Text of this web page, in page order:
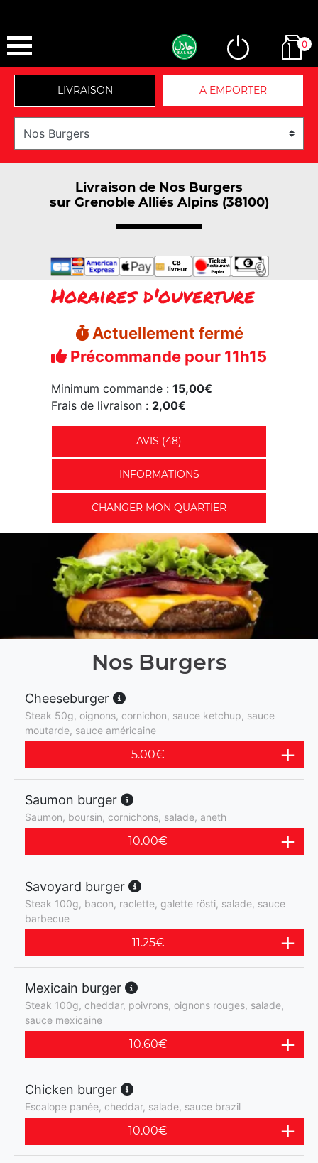
0
LIVRAISON A EMPORTER
Livraison de Nos Burgers
sur Grenoble Alliés Alpins (38100)
Horaires d'ouverture
Actuellement fermé
Précommande pour 11h15
Minimum commande : 15,00€
Frais de livraison : 2,00€
AVIS (48)
INFORMATIONS
CHANGER MON QUARTIER
Nos Burgers
Cheeseburger
Steak 50g, oignons, cornichon, sauce ketchup, sauce
moutarde, sauce américaine
5.00€
Saumon burger
Saumon, boursin, cornichons, salade, aneth
10.00€
Savoyard burger
Steak 100g, bacon, raclette, galette rösti, salade, sauce
barbecue
11.25€
Mexicain burger
Steak 100g, cheddar, poivrons, oignons rouges, salade,
sauce mexicaine
10.60€
Chicken burger
Escalope panée, cheddar, salade, sauce brazil
10.00€